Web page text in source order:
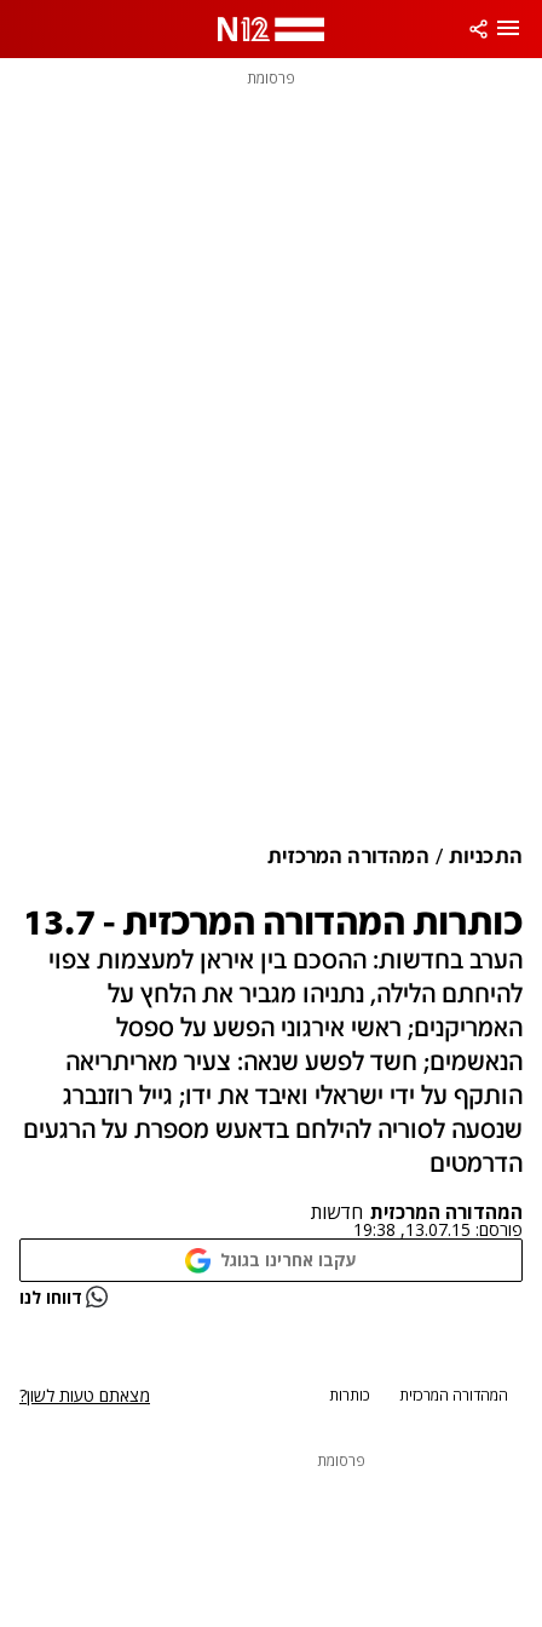
פרסומת
התכניות המהדורה המרכזית
כותרות המהדורה המרכזית - 13.7
הערב בחדשות: ההסכם בין איראן למעצמות צפוי
להיחתם הלילה, נתניהו מגביר את הלחץ על
האמריקנים; ראשי אירגוני הפשע על ספסל
הנאשמים; חשד לפשע שנאה: צעיר מאריתריאה
הותקף על ידי ישראלי ואיבד את ידו; גייל רוזנברג
שנסעה לסוריה להילחם בדאעש מספרת על הרגעים
הדרמטים
המהדורה המרכזית חדשות
פורסם: 13.07.15, 19:38
עקבו אחרינו בגוגל
נתקלנו בבעיה דווחו לנו
המהדורה המרכזית כותרות מצאתם טעות לשון?
פרסומת